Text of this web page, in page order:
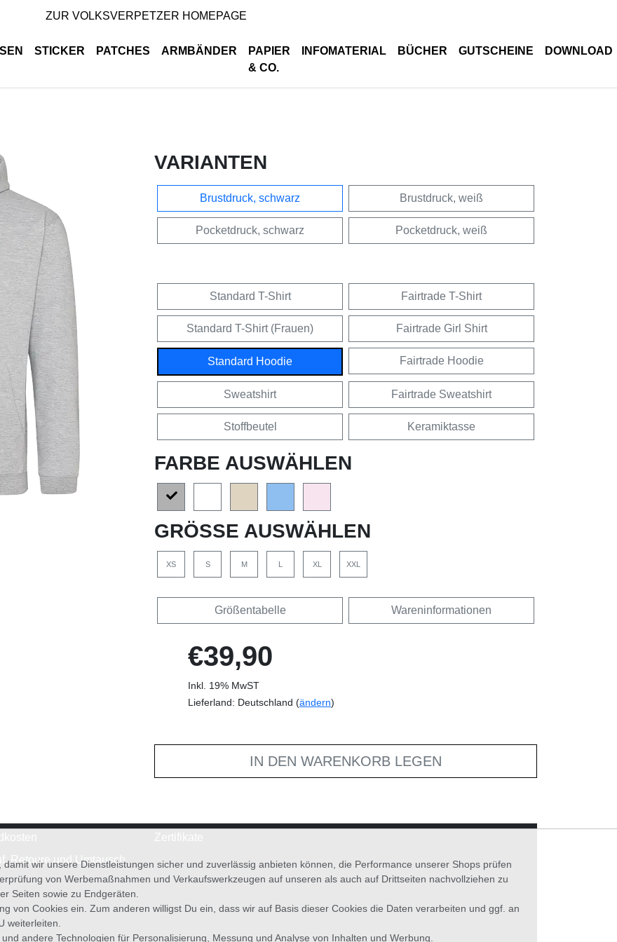
ZUR VOLKSVERPETZER HOMEPAGE
STICKER PATCHES ARMBÄNDER
PAPIER
& CO.
INFOMATERIAL BÜCHER GUTSCHEINE DOWNLOAD
VARIANTEN
Brustdruck, schwarz Brustdruck, weiß
Pocketdruck, schwarz Pocketdruck, weiß
Standard T-Shirt Fairtrade T-Shirt
Standard T-Shirt (Frauen) Fairtrade Girl Shirt
Standard Hoodie Fairtrade Hoodie
Sweatshirt Fairtrade Sweatshirt
Stoffbeutel Keramiktasse
FARBE AUSWÄHLEN
GRÖSSE AUSWÄHLEN
XS S M L XL XXL
Größentabelle Wareninformationen
€39,90
Inkl. 19% MwST
Lieferland: Deutschland (ändern)
IN DEN WARENKORB LEGEN
Retoure und Umtausch
wir unsere Dienstleistungen sicher und zuverlässig anbieten können, die Performance unserer Shops prüfen
von Werbemaßnahmen und Verkaufswerkzeugen auf unseren als auch auf Drittseiten nachvollziehen zu
Seiten sowie zu Endgeräten.
von Cookies ein. Zum anderen willigst Du ein, dass wir auf Basis dieser Cookies die Daten verarbeiten und ggf. an
weiterleiten.
andere Technologien für Personalisierung, Messung und Analyse von Inhalten und Werbung.